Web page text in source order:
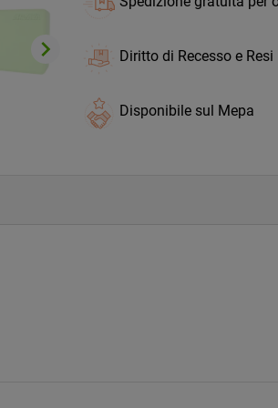
Successivo
keyboard_arrow_right Diritto di Recesso e Resi
Disponibile sul Mepa